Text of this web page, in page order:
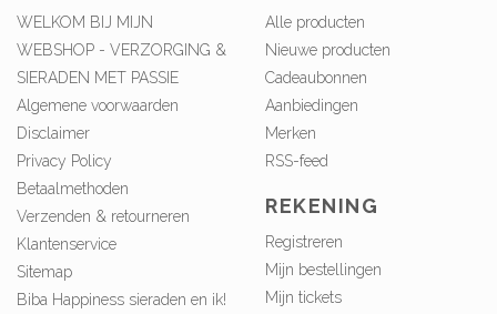
WELKOM BIJ MIJN
WEBSHOP - VERZORGING &
SIERADEN MET PASSIE
Algemene voorwaarden
Disclaimer
Privacy Policy
Betaalmethoden
Verzenden & retourneren
Klantenservice
Sitemap
Biba Happiness sieraden en ik!
Alle producten
Nieuwe producten
Cadeaubonnen
Aanbiedingen
Merken
RSS-feed
REKENING
Registreren
Mijn bestellingen
Mijn tickets